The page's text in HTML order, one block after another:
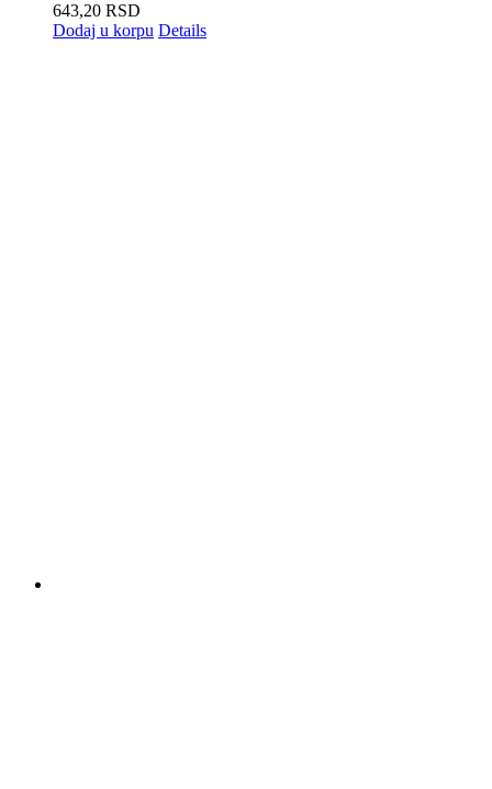
643,20 RSD
Dodaj u korpu Details